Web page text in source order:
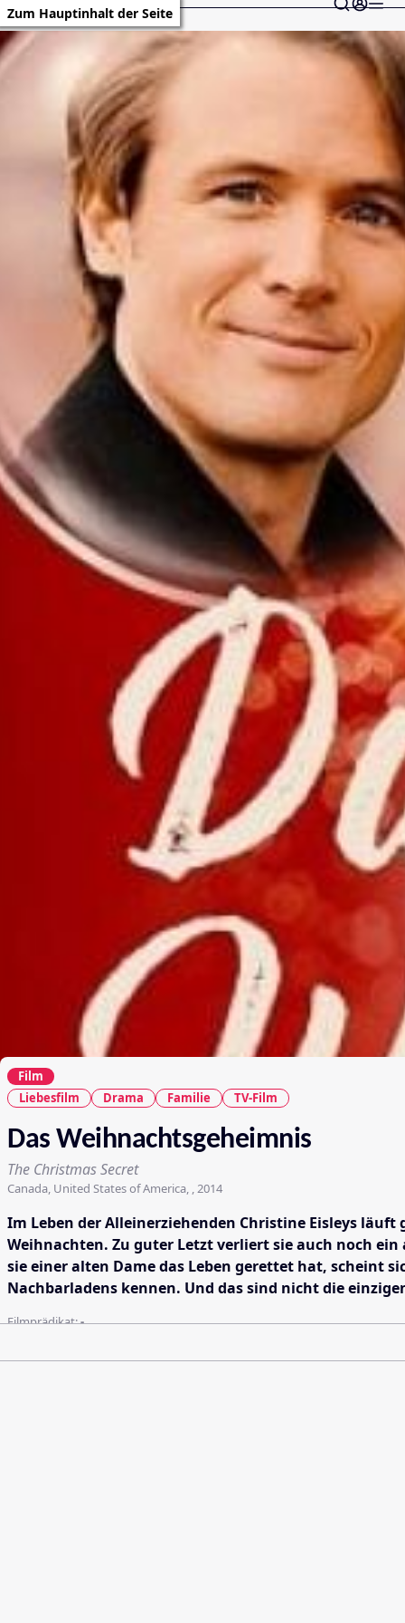
Zum Hauptinhalt der Seite
Film
Liebesfilm
Drama Familie TV-Film
Das Weihnachtsgeheimnis
The Christmas Secret
Canada, United States of America, , 2014
Im Leben der Alleinerziehenden Christine Eisleys
Weihnachten. Zu guter Letzt verliert sie auch noch
sie einer alten Dame das Leben gerettet hat, scheint
Nachbarladens kennen. Und das sind nicht die
Filmprädikat:-